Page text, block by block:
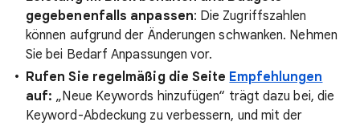
gegebenenfalls anpassen: Die Zugriffszahlen
können aufgrund der Änderungen schwanken. Nehmen
Sie bei Bedarf Anpassungen vor.
Rufen Sie regelmäßig die Seite Empfehlungen
auf: „Neue Keywords hinzufügen“ trägt dazu bei, die
Keyword-Abdeckung zu verbessern, und mit der